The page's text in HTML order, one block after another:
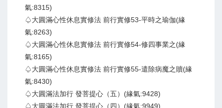
氣:8315)
♤大圓滿心性休息實修法 前行實修53-平時之瑜伽(緣
氣:8263)
♤大圓滿心性休息實修法 前行實修54-修四事業之(緣
氣:8165)
♤大圓滿心性休息實修法 前行實修55-遣除病魔之贖(緣
氣:8430)
♤大圓滿法加行 發菩提心（五）(緣氣:9428)
♤大圓滿法加行 發菩提心（四）(緣氣:9949)